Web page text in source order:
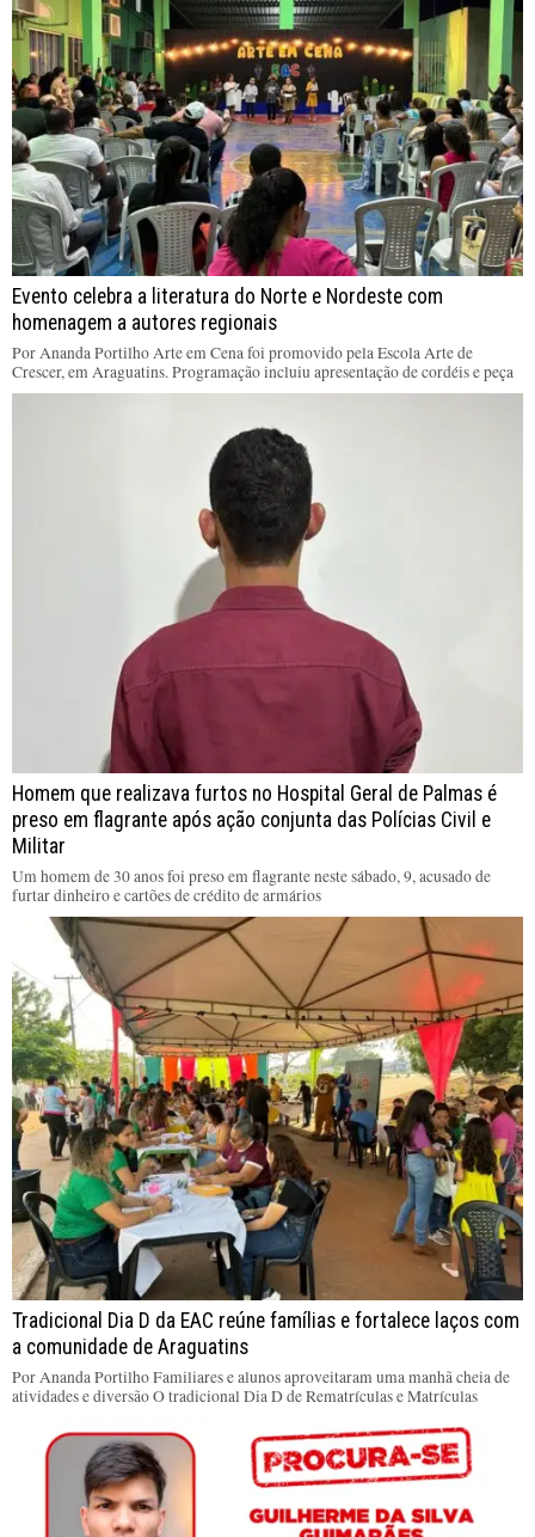
Evento celebra a literatura do Norte e Nordeste com
homenagem a autores regionais
Por Ananda Portilho Arte em Cena foi promovido pela Escola Arte de
Crescer, em Araguatins. Programação incluiu apresentação de cordéis e peça
Homem que realizava furtos no Hospital Geral de Palmas é
preso em flagrante após ação conjunta das Polícias Civil e
Militar
Um homem de 30 anos foi preso em flagrante neste sábado, 9, acusado de
furtar dinheiro e cartões de crédito de armários
Tradicional Dia D da EAC reúne famílias e fortalece laços com
a comunidade de Araguatins
Por Ananda Portilho Familiares e alunos aproveitaram uma manhã cheia de
atividades e diversão O tradicional Dia D de Rematrículas e Matrículas